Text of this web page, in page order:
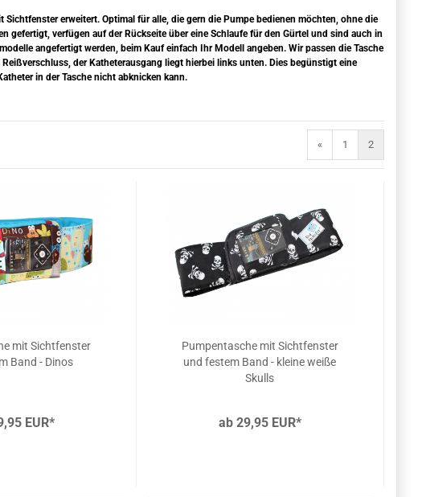
erweitert. Optimal für alle, die gern die Pumpe bedienen möchten, ohne die
gefertigt, verfügen auf der Rückseite über eine Schlaufe für den Gürtel und sind auch in
angefertigt werden, beim Kauf einfach Ihr Modell angeben. Wir passen die Tasche
der Katheterausgang liegt hierbei links unten. Dies begünstigt eine
in der Tasche nicht abknicken kann.
« 1 2
mit Sichtfenster
Band - Dinos
EUR*
Pumpentasche mit Sichtfenster
und festem Band - kleine weiße
Skulls
ab 29,95 EUR*